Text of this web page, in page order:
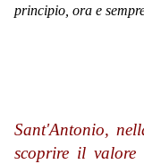
principio, ora e
Sant'Antonio,
scoprire il